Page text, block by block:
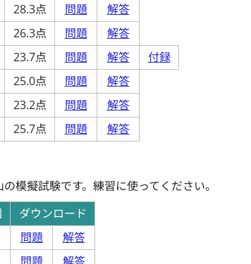
28.3点 問題
解答
26.3点 問題
解答
23.7点 問題 解答
付録
25.0点 問題
解答
23.2点 問題
解答
25.7点 問題 解答
模擬試験です。練習に使ってください。
ダウンロード
問題
解答